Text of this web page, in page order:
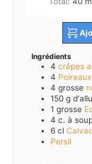
Ingrédients
4 crêpes
4 Poireaux
4 grosse
150 g
1 grosse
4 c. à
6 cl
Persil